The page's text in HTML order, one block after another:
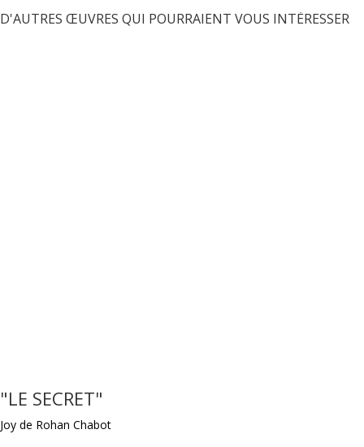
D'AUTRES ŒUVRES QUI POURRAIENT VOUS INTÉRESSER
"LE SECRET"
Joy de Rohan Chabot